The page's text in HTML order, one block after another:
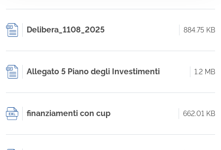
Delibera_1108_2025 884.75 KB
Allegato 5 Piano degli Investimenti 1.2 MB
finanziamenti con cup 662.01 KB